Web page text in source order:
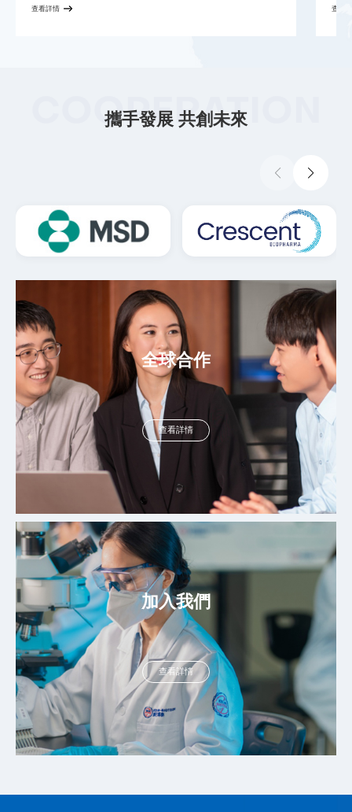
查看詳情 查看
攜手發展 共創未來
COOPERATION
全球合作
查看詳情
加入我們
查看詳情